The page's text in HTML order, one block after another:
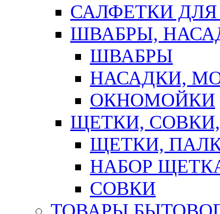
САЛФЕТКИ
ШВАБРЫ,
ШВАБРЫ
НАСАДКИ,
ОКНОМОЙКИ
ЩЕТКИ,
ЩЕТКИ,
НАБОР
СОВКИ